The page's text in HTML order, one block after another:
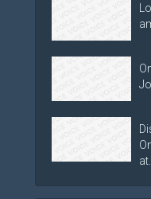
at...